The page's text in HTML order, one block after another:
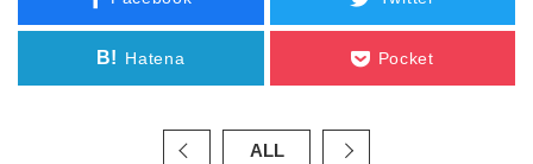
B! Hatena Pocket
ALL